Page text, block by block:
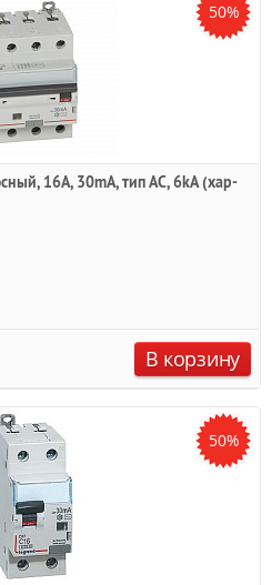
50%
16A, 30mA, тип АC, 6kA (хар-
В корзину
50%